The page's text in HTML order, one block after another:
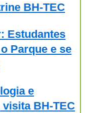
BH-TEC
Estudantes
Parque e se
e
BH-TEC